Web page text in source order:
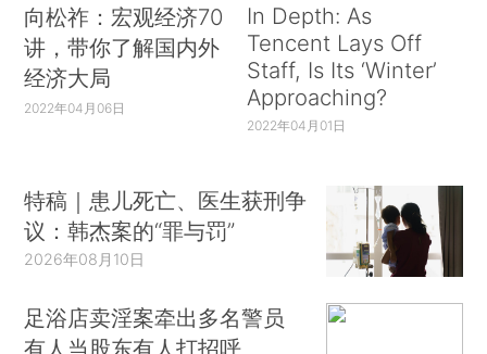
向松祚：宏观经济70
讲，带你了解国内外
经济大局
2022年04月06日
In Depth: As
Tencent Lays Off
Staff, Is Its ‘Winter’
Approaching?
2022年04月01日
特稿｜患儿死亡、医生获刑争
议：韩杰案的“罪与罚”
2026年08月10日
足浴店卖淫案牵出多名警员
有人当股东有人打招呼